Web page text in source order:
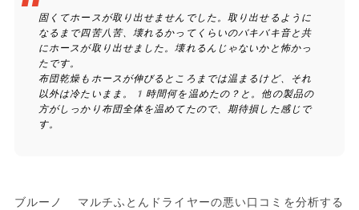
固くてホースが取り出せませんでした。取り出せるように
なるまで四苦八苦、壊れるかってくらいのバキバキ音と共
にホースが取り出せました。壊れるんじゃないかと怖かっ
たです。
布団乾燥もホースが伸びるところまでは温まるけど、それ
以外は冷たいまま。1時間何を温めたの？と。他の製品の
方がしっかり布団全体を温めてたので、期待損した感じで
す。
ブルーノ マルチふとんドライヤーの悪い口コミを分析する